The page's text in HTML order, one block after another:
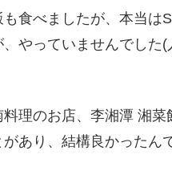
食べましたが、本当は
やっていませんでした
理のお店、李湘潭 湘
あり、結構良かったん